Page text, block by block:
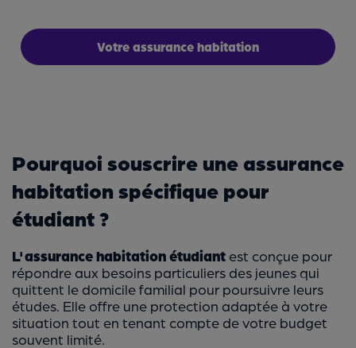
Votre assurance habitation
Pourquoi souscrire une assurance
habitation spécifique pour
étudiant ?
L'assurance habitation étudiant est conçue pour
répondre aux besoins particuliers des jeunes qui
quittent le domicile familial pour poursuivre leurs
études. Elle offre une protection adaptée à votre
situation tout en tenant compte de votre budget
souvent limité.